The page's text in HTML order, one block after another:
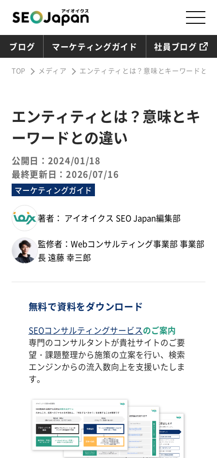
ブログ マーケティングガイド 社員ブログ
TOP メディア エンティティとは？意味とキーワードとの
エンティティとは？意味とキ
ーワードとの違い
公開日：2024/01/18
最終更新日：2026/07/16
マーケティングガイド
著者： アイオイクス SEO Japan編集部
監修者：Webコンサルティング事業部 事業部
長 遠藤 幸三郎
無料で資料をダウンロード
SEOコンサルティングサービスのご案内
専門のコンサルタントが貴社サイトのご要
望・課題整理から施策の立案を行い、検索
エンジンからの流入数向上を支援いたしま
す。